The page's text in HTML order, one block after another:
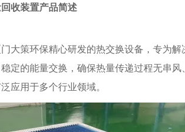
收装置产品简述
大策环保精心研发的热交换设备，专为
定的能量交换，确保热量传递过程无串
应用于多个行业领域。